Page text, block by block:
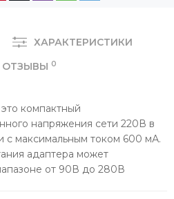
ХАРАКТЕРИСТИКИ
ОТЗЫВЫ 0
это компактный
напряжения сети 220В в
с максимальным током 600 мА.
адаптера может
от 90В до 280В